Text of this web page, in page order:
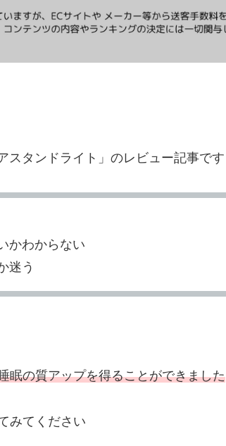
スタンドライト」のレビュー記事です
かわからない
迷う
眠の質アップを得ることができました
みてください